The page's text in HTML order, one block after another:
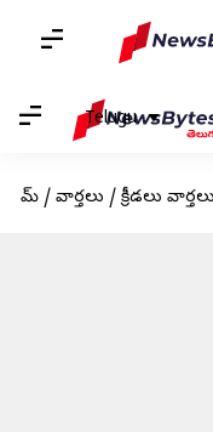
Telugu
హోమ్ / వార్తలు / క్రీడలు వార్తలు